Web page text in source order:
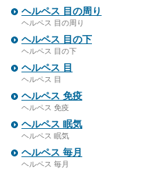
ヘルペス 目の周り
ヘルペス 目の周り
ヘルペス 目の下
ヘルペス 目の下
ヘルペス 目
ヘルペス 目
ヘルペス 免疫
ヘルペス 免疫
ヘルペス 眠気
ヘルペス 眠気
ヘルペス 毎月
ヘルペス 毎月